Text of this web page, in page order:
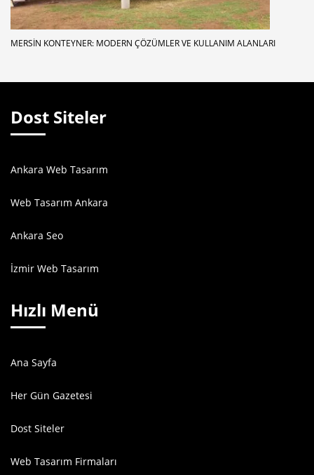
MERSIN KONTEYNER: MODERN ÇÖZÜMLER VE KULLANIM ALANLARI
Dost Siteler
Ankara Web Tasarım
Web Tasarım Ankara
Ankara Seo
İzmir Web Tasarım
Hızlı Menü
Ana Sayfa
Her Gün Gazetesi
Dost Siteler
Web Tasarım Firmaları